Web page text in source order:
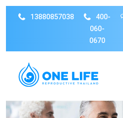
13880857038
400-
060-
0670